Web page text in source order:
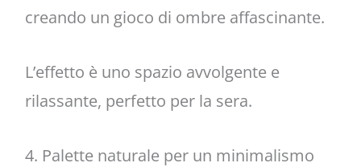
creando un gioco di ombre affascinante.
L’effetto è uno spazio avvolgente e
rilassante, perfetto per la sera.
4. Palette naturale per un minimalismo